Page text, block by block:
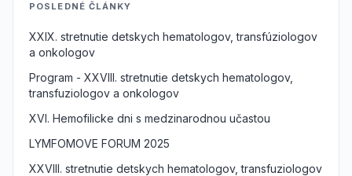
POSLEDNÉ ČLÁNKY
XXIX. stretnutie detskych hematologov, transfúziologov
a onkologov
Program - XXVIII. stretnutie detskych hematologov,
transfuziologov a onkologov
XVI. Hemofilicke dni s medzinarodnou učastou
LYMFOMOVE FORUM 2025
XXVIII. stretnutie detskych hematologov, transfuziologov